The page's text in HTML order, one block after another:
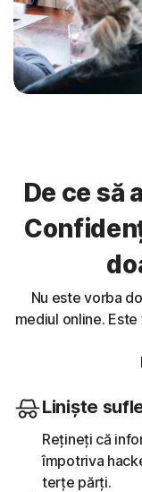
De ce să
Nu este vorba
mediul online.
Liniște
Rețineți că
împotriva
terțe părți.